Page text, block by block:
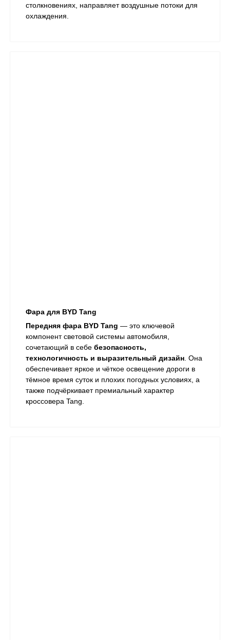
столкновениях, направляет воздушные потоки для
охлаждения.
Фара для BYD Tang
Передняя фара BYD Tang — это ключевой
компонент световой системы автомобиля,
сочетающий в себе безопасность,
технологичность и выразительный дизайн. Она
обеспечивает яркое и чёткое освещение дороги в
тёмное время суток и плохих погодных условиях, а
также подчёркивает премиальный характер
кроссовера Tang.